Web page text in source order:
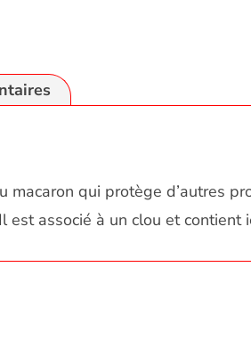
macaron qui protège d’autres
est associé à un clou et contient